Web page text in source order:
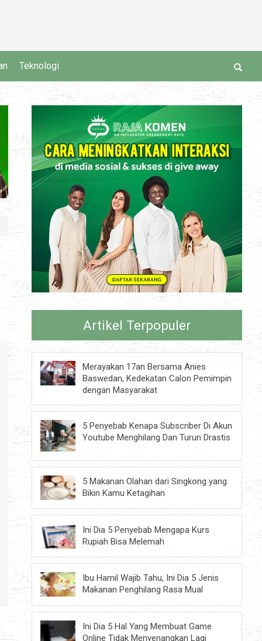
Teknologi
Artikel Terpopuler
Merayakan 17an Bersama Anies
Baswedan, Kedekatan Calon Pemimpin
dengan Masyarakat
5 Penyebab Kenapa Subscriber Di Akun
Youtube Menghilang Dan Turun Drastis
5 Makanan Olahan dari Singkong yang
Bikin Kamu Ketagihan
Ini Dia 5 Penyebab Mengapa Kurs
Rupiah Bisa Melemah
Ibu Hamil Wajib Tahu, Ini Dia 5 Jenis
Makanan Penghilang Rasa Mual
Ini Dia 5 Hal Yang Membuat Game
Online Tidak Menyenangkan Lagi